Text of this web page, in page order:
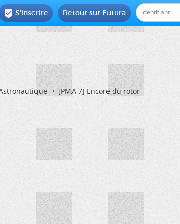
Retour sur Futura
 S'inscrire
[PMA 7] Encore du rotor